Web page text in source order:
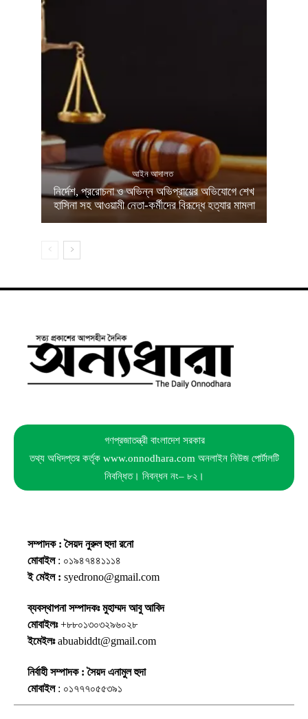
আইন আদালত
নির্দেশ, প্ররোচনা ও অভিন্ন অভিপ্রায়ের অভিযোগে শেখ
হাসিনা সহ আওয়ামী নেতা-কর্মীদের বিরূদ্ধে হত্যার মামলা
গণপ্রজাতন্ত্রী বাংলাদেশ সরকার
তথ্য অধিদপ্তর কর্তৃক www.onnodhara.com অনলাইন নিউজ পোর্টালটি
নিবন্ধিত। নিবন্ধন নং– ৮২।
সম্পাদক : সৈয়দ নুরুল হুদা রনো
মোবাইল: ০১৯৪৭৪৪১১১৪
ই মেইল : syedrono@gmail.com
ব্যবস্থাপনা সম্পাদকঃ মুহাম্মদ আবু আবিদ
মোবাইলঃ+৮৮০১৩০৩২৯৬০২৮
ইমেইলঃabuabiddt@gmail.com
নির্বাহী সম্পাদক : সৈয়দ এনামুল হুদা
মোবাইল: ০১৭৭৭০৫৫৩৯১